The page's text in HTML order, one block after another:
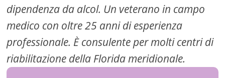
dipendenza da alcol. Un veterano in campo
medico con oltre 25 anni di esperienza
professionale. È consulente per molti centri di
riabilitazione della Florida meridionale.